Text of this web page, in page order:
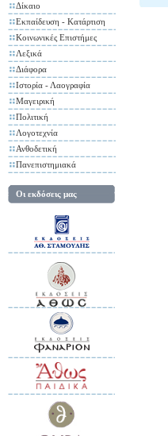
Δίκαιο
Εκπαίδευση - Κατάρτιση
Κοινωνικές Επιστήμες
Λεξικά
Διάφορα
Ιστορία - Λαογραφία
Μαγειρική
Πολιτική
Λογοτεχνία
Ανθοδετική
Πανεπιστημιακά
Οι εκδόσεις μας